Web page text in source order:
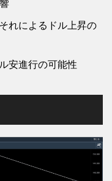
れによるドル上昇の
安進行の可能性